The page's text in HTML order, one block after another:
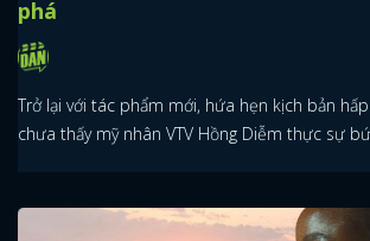
phá
Trở lại với tác phẩm mới, hứa hẹn kịch bản
chưa thấy mỹ nhân VTV Hồng Diễm thực sự